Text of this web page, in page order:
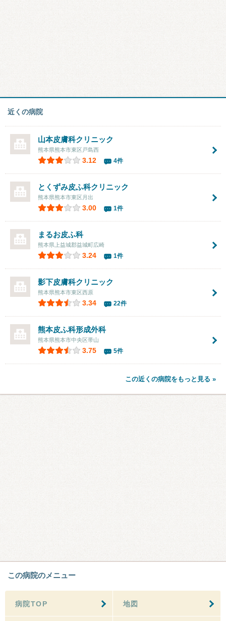
近くの病院
山本皮膚科クリニック
熊本県熊本市東区戸島西
3.12 4件
とくずみ皮ふ科クリニック
熊本県熊本市東区月出
3.00 1件
まるお皮ふ科
熊本県上益城郡益城町広崎
3.24 1件
影下皮膚科クリニック
熊本県熊本市東区西原
3.34 22件
熊本皮ふ科形成外科
熊本県熊本市中央区帯山
3.75 5件
この近くの病院をもっと見る »
この病院のメニュー
病院TOP 地図